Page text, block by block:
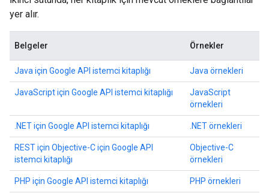
yer alır.
Belgeler Örnekler
Java için Google API istemci kitaplığı Java örnekleri
JavaScript için Google API istemci kitaplığı
JavaScript
örnekleri
.NET için Google API istemci kitaplığı .NET örnekleri
REST için Objective-C için Google API
istemci kitaplığı
Objective-C
örnekleri
PHP için Google API istemci kitaplığı PHP örnekleri